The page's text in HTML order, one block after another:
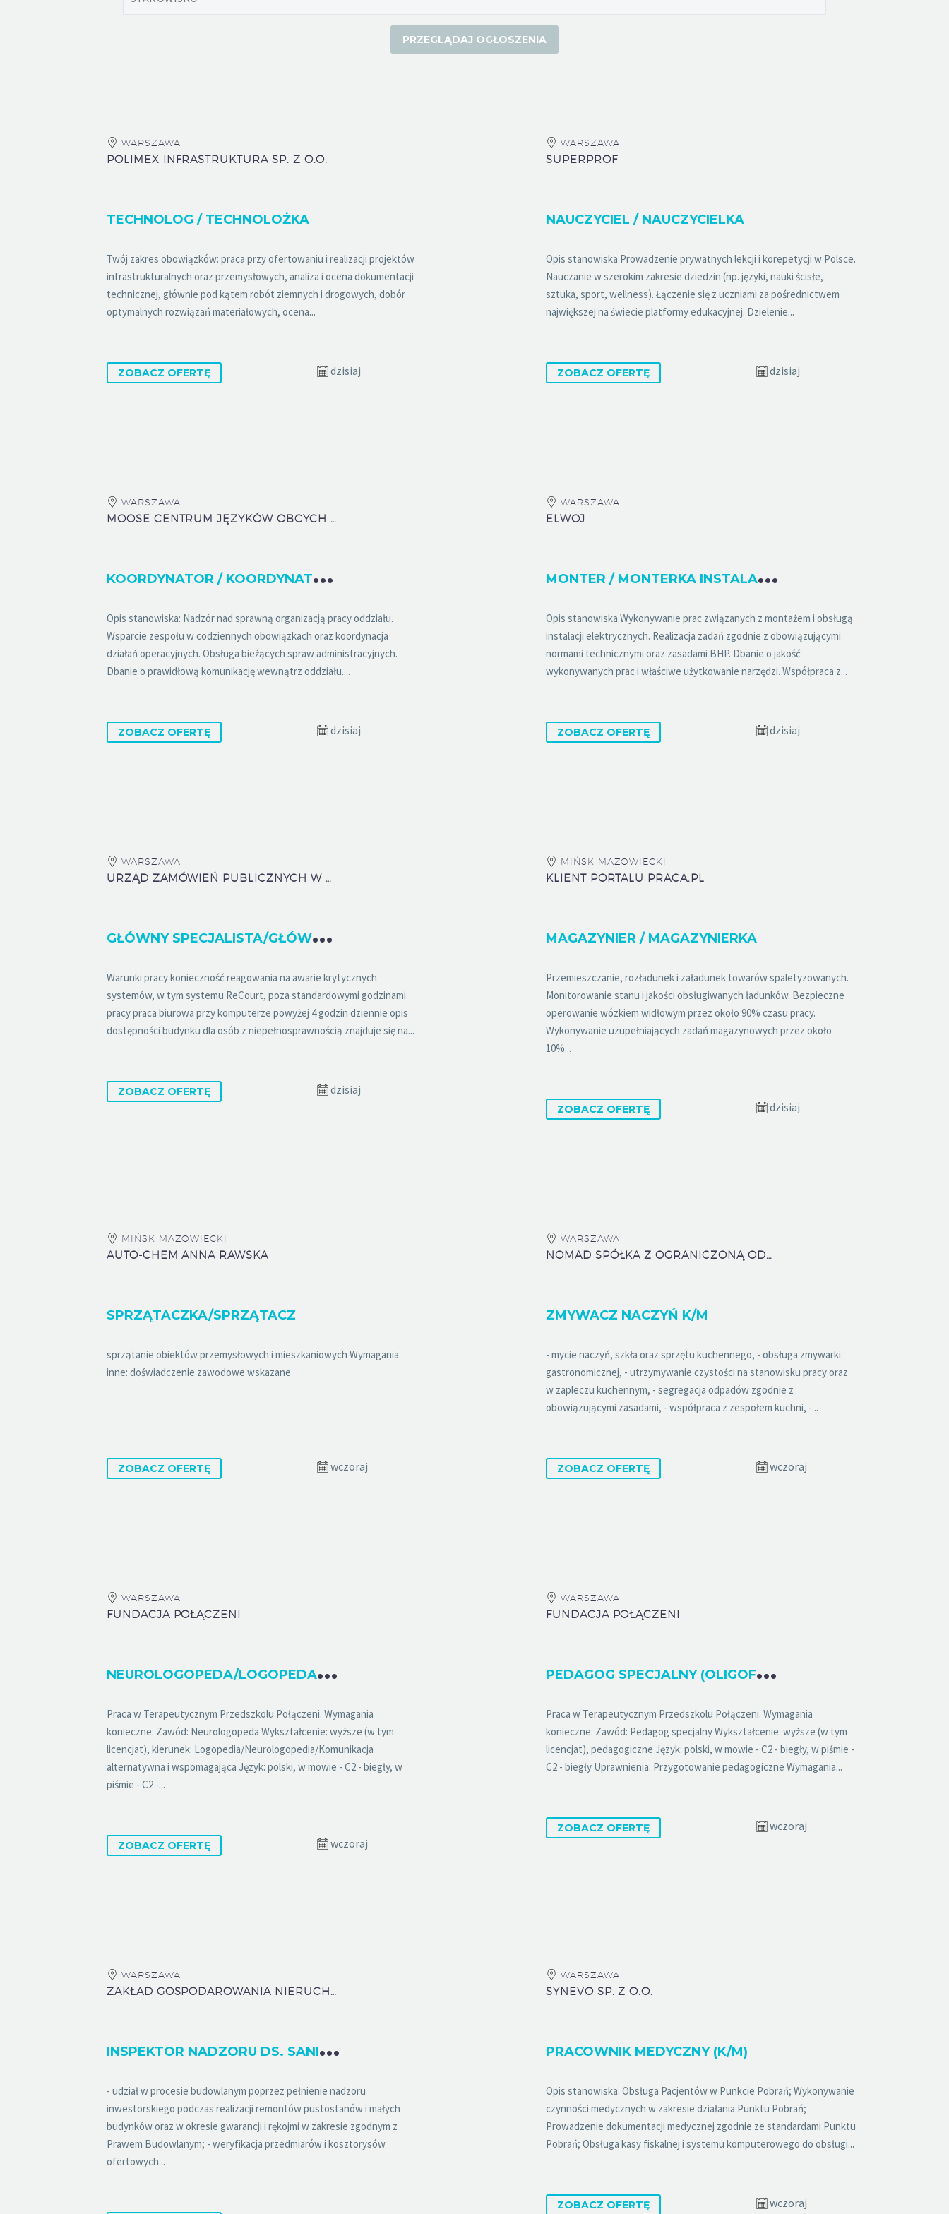
WARSZAWA
POLIMEX INFRASTRUKTURA SP. Z O.O.
TECHNOLOG / TECHNOLOŻKA
Twój zakres obowiązków: praca przy ofertowaniu i realizacji projektów
infrastrukturalnych oraz przemysłowych, analiza i ocena dokumentacji
technicznej, głównie pod kątem robót ziemnych i drogowych, dobór
optymalnych rozwiązań materiałowych, ocena...
ZOBACZ OFERTĘ dzisiaj
WARSZAWA
SUPERPROF
NAUCZYCIEL / NAUCZYCIELKA
Opis stanowiska Prowadzenie prywatnych lekcji i korepetycji w Polsce.
Nauczanie w szerokim zakresie dziedzin (np. języki, nauki ścisłe,
sztuka, sport, wellness). Łączenie się z uczniami za pośrednictwem
największej na świecie platformy edukacyjnej. Dzielenie...
ZOBACZ OFERTĘ dzisiaj
WARSZAWA
MOOSE CENTRUM JĘZYKÓW OBCYCH MAREK ŁOŚ, GRZEGORZ KUZYK SPÓŁKA JAWNA
K
OORDYNATOR / KOORDYNATORKA ODDZIAŁU
Opis stanowiska: Nadzór nad sprawną organizacją pracy oddziału.
Wsparcie zespołu w codziennych obowiązkach oraz koordynacja
działań operacyjnych. Obsługa bieżących spraw administracyjnych.
Dbanie o prawidłową komunikację wewnątrz oddziału....
ZOBACZ OFERTĘ dzisiaj
WARSZAWA
ELWOJ
M
ONTER / MONTERKA INSTALACJI ELEKTRYCZNYCH
Opis stanowiska Wykonywanie prac związanych z montażem i obsługą
instalacji elektrycznych. Realizacja zadań zgodnie z obowiązującymi
normami technicznymi oraz zasadami BHP. Dbanie o jakość
wykonywanych prac i właściwe użytkowanie narzędzi. Współpraca z...
ZOBACZ OFERTĘ dzisiaj
WARSZAWA
URZĄD ZAMÓWIEŃ PUBLICZNYCH W WARSZAWIE
G
ŁÓWNY SPECJALISTA/GŁÓWNA SPECJALISTKA
Warunki pracy konieczność reagowania na awarie krytycznych
systemów, w tym systemu ReCourt, poza standardowymi godzinami
pracy praca biurowa przy komputerze powyżej 4 godzin dziennie opis
dostępności budynku dla osób z niepełnosprawnością znajduje się na...
ZOBACZ OFERTĘ dzisiaj
MIŃSK MAZOWIECKI
KLIENT PORTALU PRACA.PL
MAGAZYNIER / MAGAZYNIERKA
Przemieszczanie, rozładunek i załadunek towarów spaletyzowanych.
Monitorowanie stanu i jakości obsługiwanych ładunków. Bezpieczne
operowanie wózkiem widłowym przez około 90% czasu pracy.
Wykonywanie uzupełniających zadań magazynowych przez około
10%...
ZOBACZ OFERTĘ dzisiaj
MIŃSK MAZOWIECKI
AUTO-CHEM ANNA RAWSKA
SPRZĄTACZKA/SPRZĄTACZ
sprzątanie obiektów przemysłowych i mieszkaniowych Wymagania
inne: doświadczenie zawodowe wskazane
ZOBACZ OFERTĘ wczoraj
WARSZAWA
NOMAD SPÓŁKA Z OGRANICZONĄ ODPOWIEDZIALNOŚCIĄ
ZMYWACZ NACZYŃ K/M
- mycie naczyń, szkła oraz sprzętu kuchennego, - obsługa zmywarki
gastronomicznej, - utrzymywanie czystości na stanowisku pracy oraz
w zapleczu kuchennym, - segregacja odpadów zgodnie z
obowiązującymi zasadami, - współpraca z zespołem kuchni, -...
ZOBACZ OFERTĘ wczoraj
WARSZAWA
FUNDACJA POŁĄCZENI
N
EUROLOGOPEDA/LOGOPEDA K/M
Praca w Terapeutycznym Przedszkolu Połączeni. Wymagania
konieczne: Zawód: Neurologopeda Wykształcenie: wyższe (w tym
licencjat), kierunek: Logopedia/Neurologopedia/Komunikacja
alternatywna i wspomagająca Język: polski, w mowie - C2 - biegły, w
piśmie - C2 -...
ZOBACZ OFERTĘ wczoraj
WARSZAWA
FUNDACJA POŁĄCZENI
P
EDAGOG SPECJALNY (OLIGOFRENOPEDAGOG LUB TYFLOPEDAGOG, LUB SURDOPEDAGOG) K/M
Praca w Terapeutycznym Przedszkolu Połączeni. Wymagania
konieczne: Zawód: Pedagog specjalny Wykształcenie: wyższe (w tym
licencjat), pedagogiczne Język: polski, w mowie - C2 - biegły, w piśmie -
C2 - biegły Uprawnienia: Przygotowanie pedagogiczne Wymagania...
ZOBACZ OFERTĘ wczoraj
WARSZAWA
ZAKŁAD GOSPODAROWANIA NIERUCHOMOŚCIAMI W DZIELNICY PRAGA-PÓŁNOC M.ST. WARSZAWY
I
NSPEKTOR NADZORU DS. SANITARNYCH (NR REF. DNZ/09/2026) K/M
- udział w procesie budowlanym poprzez pełnienie nadzoru
inwestorskiego podczas realizacji remontów pustostanów i małych
budynków oraz w okresie gwarancji i rękojmi w zakresie zgodnym z
Prawem Budowlanym; - weryfikacja przedmiarów i kosztorysów
ofertowych...
WARSZAWA
SYNEVO SP. Z O.O.
PRACOWNIK MEDYCZNY (K/M)
Opis stanowiska: Obsługa Pacjentów w Punkcie Pobrań; Wykonywanie
czynności medycznych w zakresie działania Punktu Pobrań;
Prowadzenie dokumentacji medycznej zgodnie ze standardami Punktu
Pobrań; Obsługa kasy fiskalnej i systemu komputerowego do obsługi...
ZOBACZ OFERTĘ wczoraj